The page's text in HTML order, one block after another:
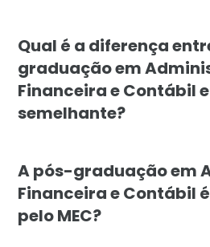
Qual é a diferença
graduação em
Financeira e Contábil
semelhante?
A pós-graduação em
Financeira e Contábil
pelo MEC?